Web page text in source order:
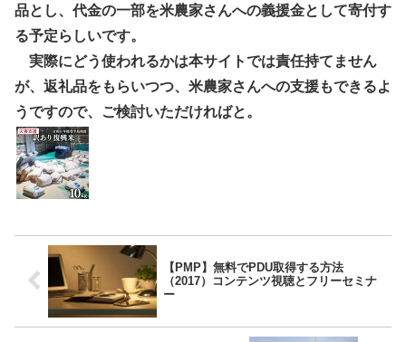
品とし、代金の一部を米農家さんへの義援金として寄付す
る予定らしいです。
実際にどう使われるかは本サイトでは責任持てません
が、返礼品をもらいつつ、米農家さんへの支援もできるよ
うですので、ご検討いただければと。
【PMP】無料でPDU取得する方法
（2017）コンテンツ視聴とフリーセミナ
ー